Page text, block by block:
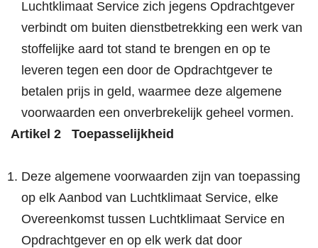
Luchtklimaat Service zich jegens Opdrachtgever
verbindt om buiten dienstbetrekking een werk van
stoffelijke aard tot stand te brengen en op te
leveren tegen een door de Opdrachtgever te
betalen prijs in geld, waarmee deze algemene
voorwaarden een onverbrekelijk geheel vormen.
Artikel 2 Toepasselijkheid
Deze algemene voorwaarden zijn van toepassing
op elk Aanbod van Luchtklimaat Service, elke
Overeenkomst tussen Luchtklimaat Service en
Opdrachtgever en op elk werk dat door